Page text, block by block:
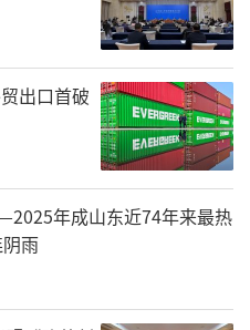
代物流、跨境电商和
们力争到2028年，实
。”该园区相关负
发展，威海市持续加
培育力度，持续强化
不同类型现代服务
个现代服务业集聚区
出口首破
年成山东近74年来最热
雨